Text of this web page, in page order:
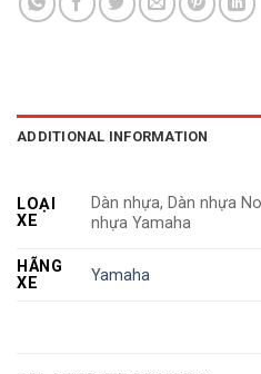
ADDITIONAL INFORMATION
LOẠI
XE
Dàn nhựa, Dàn nhựa
nhựa Yamaha
HÃNG
XE
Yamaha